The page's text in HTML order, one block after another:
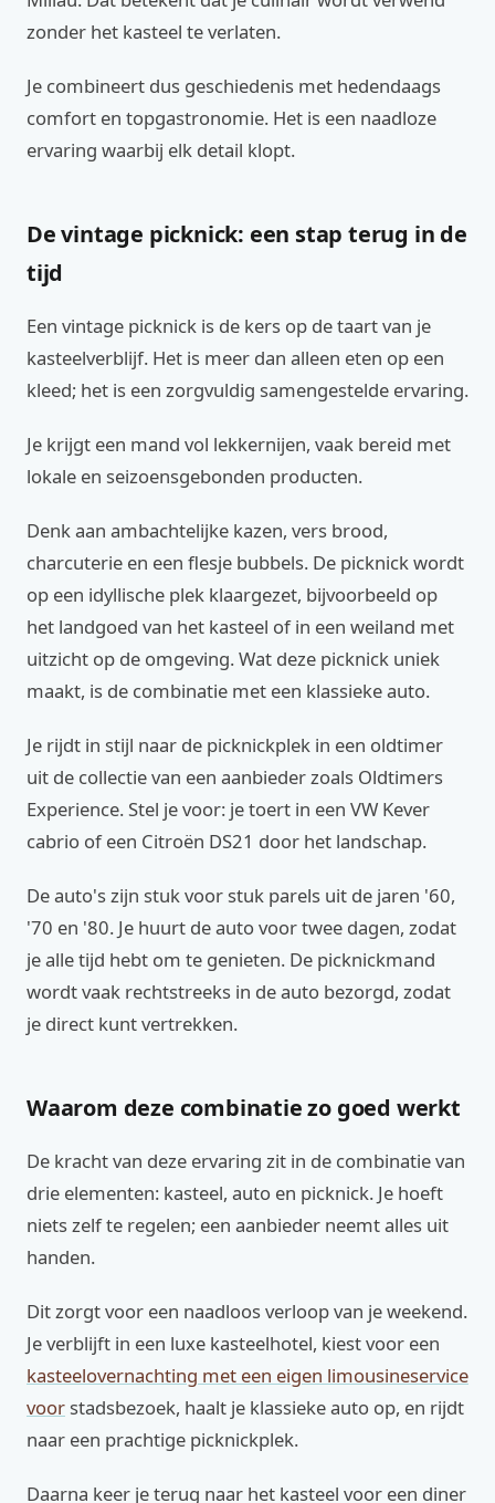
zonder het kasteel te verlaten.
Je combineert dus geschiedenis met hedendaags
comfort en topgastronomie. Het is een naadloze
ervaring waarbij elk detail klopt.
De vintage picknick: een stap terug in de
tijd
Een vintage picknick is de kers op de taart van je
kasteelverblijf. Het is meer dan alleen eten op een
kleed; het is een zorgvuldig samengestelde ervaring.
Je krijgt een mand vol lekkernijen, vaak bereid met
lokale en seizoensgebonden producten.
Denk aan ambachtelijke kazen, vers brood,
charcuterie en een flesje bubbels. De picknick wordt
op een idyllische plek klaargezet, bijvoorbeeld op
het landgoed van het kasteel of in een weiland met
uitzicht op de omgeving. Wat deze picknick uniek
maakt, is de combinatie met een klassieke auto.
Je rijdt in stijl naar de picknickplek in een oldtimer
uit de collectie van een aanbieder zoals Oldtimers
Experience. Stel je voor: je toert in een VW Kever
cabrio of een Citroën DS21 door het landschap.
De auto's zijn stuk voor stuk parels uit de jaren '60,
'70 en '80. Je huurt de auto voor twee dagen, zodat
je alle tijd hebt om te genieten. De picknickmand
wordt vaak rechtstreeks in de auto bezorgd, zodat
je direct kunt vertrekken.
Waarom deze combinatie zo goed werkt
De kracht van deze ervaring zit in de combinatie van
drie elementen: kasteel, auto en picknick. Je hoeft
niets zelf te regelen; een aanbieder neemt alles uit
handen.
Dit zorgt voor een naadloos verloop van je weekend.
Je verblijft in een luxe kasteelhotel, kiest voor een
kasteelovernachting met een eigen limousineservice
voor stadsbezoek, haalt je klassieke auto op, en rijdt
naar een prachtige picknickplek.
Daarna keer je terug naar het kasteel voor een diner